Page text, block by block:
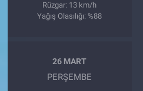
Rüzgar: 13 km/h
Yağış Olasılığı: %88
26 MART
PERŞEMBE